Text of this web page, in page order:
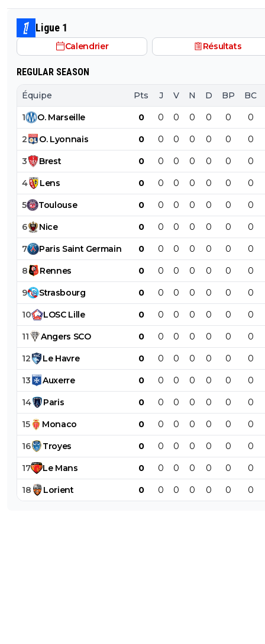
parte pour 140 millions apres 1 seule bonne saison en
bundesliga,l'annee derniere liverpool n'avait pas hesité
prendre isaak 150 millions,wirtz 130 millions!La on
double champion d'europe,international,encore tres
parce qu'on est un club francais on devrait leur faire
fleurs et s'agenouiller devant eux
Ligue 1
Calendrier Résultats
REGULAR SEASON
Équipe Pts J V N D BP BC
1 O. Marseille 0 0 0 0 0 0 0
2 O. Lyonnais 0 0 0 0 0 0 0
3 Brest 0 0 0 0 0 0 0
4 Lens 0 0 0 0 0 0 0
5 Toulouse 0 0 0 0 0 0 0
6 Nice 0 0 0 0 0 0 0
7 Paris Saint Germain 0 0 0 0 0 0 0
8 Rennes 0 0 0 0 0 0 0
9 Strasbourg 0 0 0 0 0 0 0
10 LOSC Lille 0 0 0 0 0 0 0
11 Angers SCO 0 0 0 0 0 0 0
12 Le Havre 0 0 0 0 0 0 0
13 Auxerre 0 0 0 0 0 0 0
14 Paris 0 0 0 0 0 0 0
15 Monaco 0 0 0 0 0 0 0
16 Troyes 0 0 0 0 0 0 0
17 Le Mans 0 0 0 0 0 0 0
18 Lorient 0 0 0 0 0 0 0